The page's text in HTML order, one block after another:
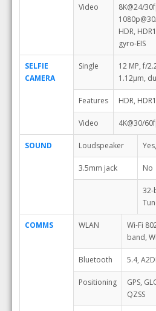
Video
8K@24/
HDR,
gyro-EIS
SELFIE
CAMERA
Single
12 MP, f/
1.12µm,
Features HDR,
Video 4K@30/
SOUND Loudspeaker
3.5mm jack No
32-
COMMS WLAN
Wi-Fi
band,
Bluetooth 5.4,
Positioning
GPS,
QZSS